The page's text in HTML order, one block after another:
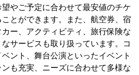
やご予定に合わせて最安値のチケ
とができます。また、航空券、宿
ー、アクティビティ、旅行保険な
サービスも取り扱っています。コ
ント、舞台公演といったイベント
も充実、ニーズに合わせて多様な